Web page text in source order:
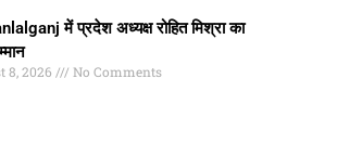
में प्रदेश अध्यक्ष रोहित मिश्रा का
8, 2026 No Comments